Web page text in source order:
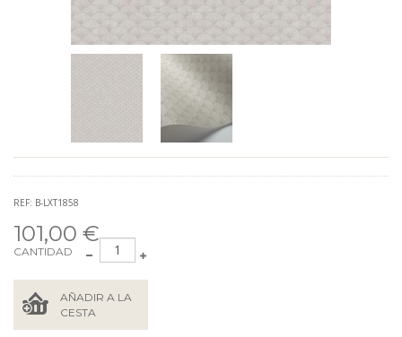
REF: B-LXT1858
101,00 €
CANTIDAD
AÑADIR A LA
CESTA